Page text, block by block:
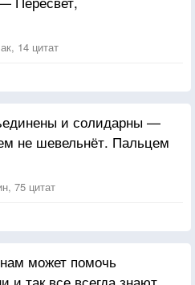
бою суровом
ваш след?
для нас, славян,
чужую волю, —
нам.
своею,
стеля,
14 цитат
и солидарны —
не шевельнёт. Пальцем
75 цитат
может помочь